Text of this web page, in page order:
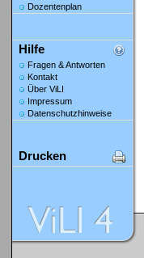
Dozentenplan
Hilfe
Fragen & Antworten
Kontakt
Über ViLI
Impressum
Datenschutzhinweise
Drucken